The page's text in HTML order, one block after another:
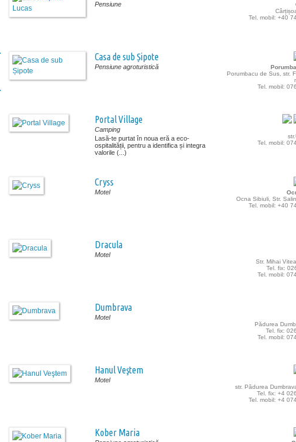
Tel. mobil: +40
Pensiune
Casa de sub Șipote
Porumbacu de Sus, str.
Tel. mobil:
Pensiune agroturistică
Portal Village
Tel. mobil:
Camping
Lasă-te purtat în noua eră a eco-
ospitalității, pentru a identifica și integra
valorile (...)
Cryss
Ocna Sibiuli, Str.
Tel. mobil: +40
Motel
Dracula
Str. Mihai
Tel. fix:
Tel. mobil:
Motel
Dumbrava
Pădurea
Tel. fix:
Tel. mobil:
Motel
Hanul Veştem
str. Pădurea
Tel. fix: +4
Tel. mobil: +4
Motel
Kober Maria